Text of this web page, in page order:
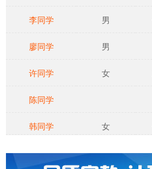
李同学 男
廖同学 男
许同学 女
陈同学
韩同学 女